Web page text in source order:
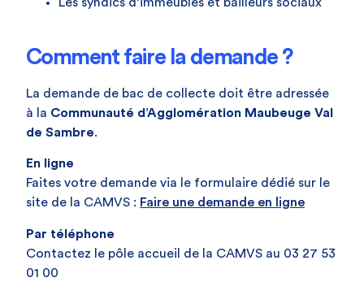
Comment faire la demande ?
La demande de bac de collecte doit être adressée
à la Communauté d’Agglomération Maubeuge Val
de Sambre.
En ligne
Faites votre demande via le formulaire dédié sur le
site de la CAMVS : Faire une demande en ligne
Par téléphone
Contactez le pôle accueil de la CAMVS au 03 27 53
01 00